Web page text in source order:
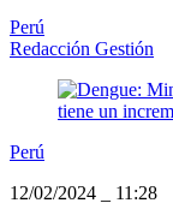
Perú
Redacción Gestión
Perú
12/02/2024
11:28